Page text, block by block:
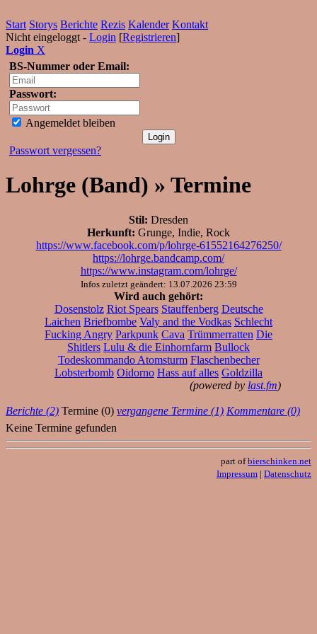
Start Storys Berichte Rezis Kalender Kontakt
Nicht eingeloggt - Login [Registrieren]
Login X
BS-Nummer oder Email:
Passwort:
Angemeldet bleiben
Passwort vergessen?
Lohrge (Band) » Termine
Stil: Dresden
Herkunft: Grunge, Indie, Rock
https://www.facebook.com/p/lohrge-61552164276250/
https://lohrge.bandcamp.com/
https://www.instagram.com/lohrge/
Infos zuletzt geändert: 13.07.2026 23:59
Wird auch gehört:
Dosenstolz Riot Spears Stauffenberg Deutsche
Laichen Briefbombe Valy and the Vodkas Schlecht
Fucking Angry Parkpunk Cava Trümmerratten Die
Shitlers Lulu & die Einhornfarm Bullock
Todeskommando Atomsturm Flaschenbecher
Lobsterbomb Oidorno Hass auf alles Goldzilla
(powered by last.fm)
Berichte (2) Termine (0) vergangene Termine (1) Kommentare (0)
Keine Termine gefunden
part ofbierschinken.net
Impressum | Datenschutz